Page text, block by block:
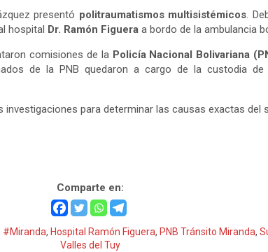
presentó politraumatismos multisistémicos.
hospital Dr. Ramón Figuera a bordo de la ambulancia
comisiones de la Policía Nacional Bolivariana
de la PNB quedaron a cargo de la custodia
investigaciones para determinar las causas exactas del
Comparte en:
#Miranda, Hospital Ramón Figuera, PNB Tránsito Miranda,
Valles del Tuy